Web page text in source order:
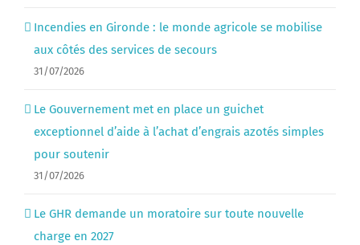
Incendies en Gironde : le monde agricole se mobilise
aux côtés des services de secours
31/07/2026
Le Gouvernement met en place un guichet
exceptionnel d’aide à l’achat d’engrais azotés simples
pour soutenir
31/07/2026
Le GHR demande un moratoire sur toute nouvelle
charge en 2027